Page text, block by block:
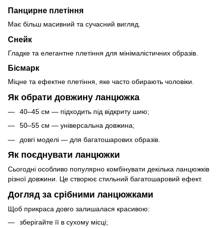
Панцирне плетіння
Має більш масивний та сучасний вигляд.
Снейк
Гладке та елегантне плетіння для мінімалістичних образів.
Бісмарк
Міцне та ефектне плетіння, яке часто обирають чоловіки.
Як обрати довжину ланцюжка
40–45 см — підходить під відкриту шию;
50–55 см — універсальна довжина;
довгі моделі — для багатошарових образів.
Як поєднувати ланцюжки
Сьогодні особливо популярно комбінувати декілька ланцюжків
різної довжини. Це створює стильний багатошаровий ефект.
Догляд за срібними ланцюжками
Щоб прикраса довго залишалася красивою:
зберігайте її в сухому місці;